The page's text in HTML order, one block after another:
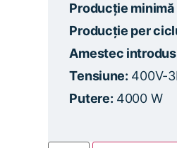
Producție
Producție per
Amestec
Tensiune: 400V-
Putere: 4000 W